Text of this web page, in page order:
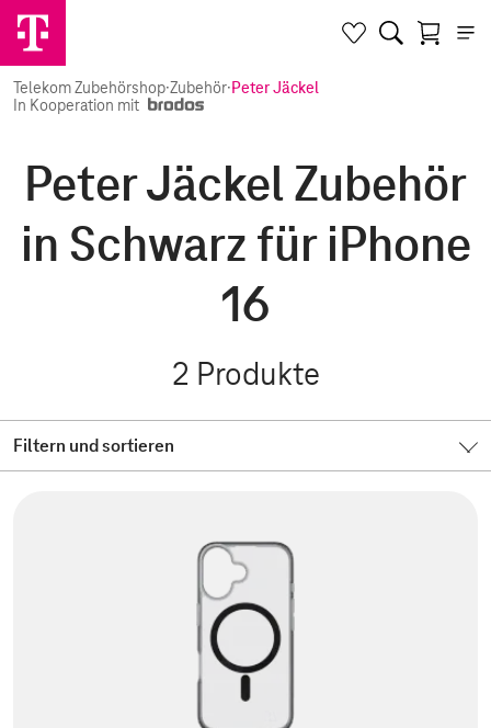
Telekom Zubehörshop·Zubehör·Peter Jäckel
In Kooperation mit
Peter Jäckel Zubehör
in Schwarz für iPhone
16
2 Produkte
Filtern und sortieren